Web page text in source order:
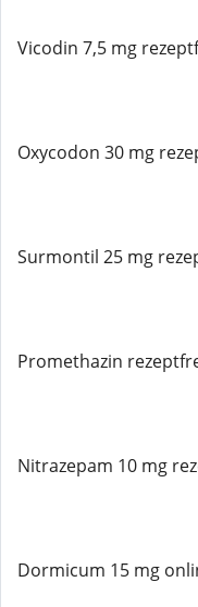
Vicodin 7,5 mg
Oxycodon 30 mg
Surmontil 25 mg
Promethazin
Nitrazepam 10 mg
Dormicum 15 mg